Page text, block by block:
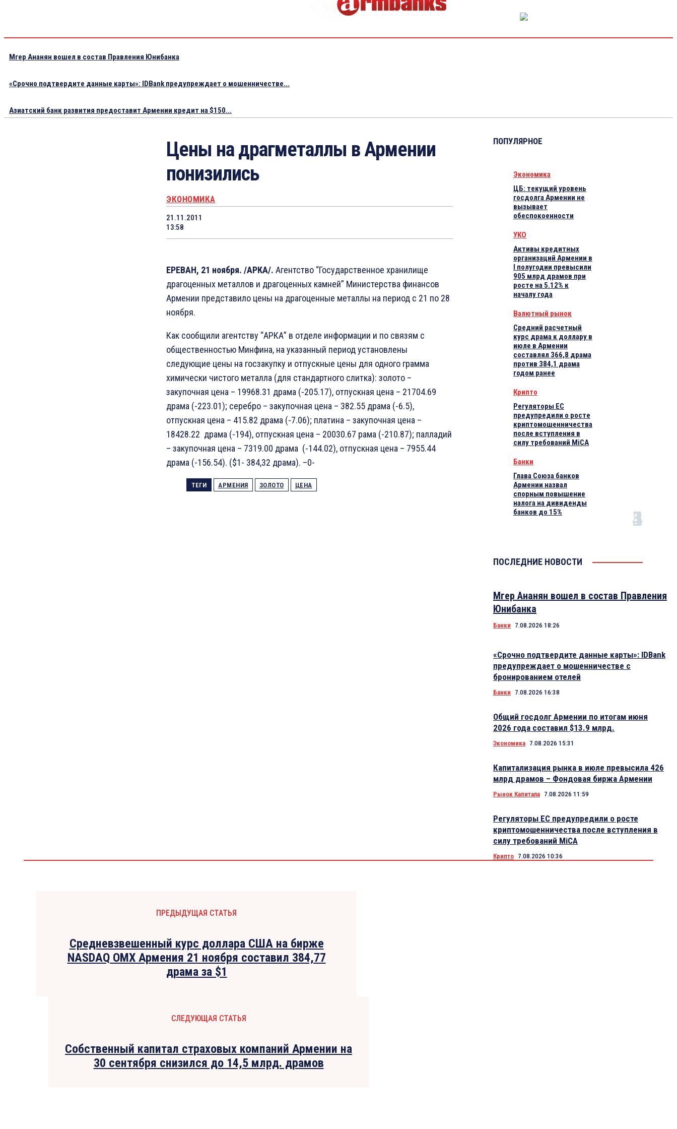
Мгер Ананян вошел в состав Правления Юнибанка
«Срочно подтвердите данные карты»: IDBank предупреждает о мошенничестве...
Азиатский банк развития предоставит Армении кредит на $150...
Цены на драгметаллы в Армении
понизились
ЭКОНОМИКА
21.11.2011
13:58
ЕРЕВАН, 21 ноября. /АРКА/. Агентство “Государственное хранилище
драгоценных металлов и драгоценных камней” Министерства финансов
Армении представило цены на драгоценные металлы на период с 21 по 28
ноября.
Как сообщили агентству “АРКА” в отделе информации и по связям с
общественностью Минфина, на указанный период установлены
следующие цены на госзакупку и отпускные цены для одного грамма
химически чистого металла (для стандартного слитка): золото –
закупочная цена – 19968.31 драма (-205.17), отпускная цена – 21704.69
драма (-223.01); серебро – закупочная цена – 382.55 драма (-6.5),
отпускная цена – 415.82 драма (-7.06); платина – закупочная цена –
18428.22 драма (-194), отпускная цена – 20030.67 рама (-210.87); палладий
– закупочная цена – 7319.00 драма (-144.02), отпускная цена – 7955.44
драма (-156.54). ($1- 384,32 драма). –0-
ТЕГИ АРМЕНИЯ ЗОЛОТО ЦЕНА
ПОПУЛЯРНОЕ
Экономика
ЦБ: текущий уровень
госдолга Армении не
вызывает
обеспокоенности
УКО
Активы кредитных
организаций Армении в
I полугодии превысили
905 млрд драмов при
росте на 5.12% к
началу года
Валютный рынок
Средний расчетный
курс драма к доллару в
июле в Армении
составлял 366,8 драма
против 384,1 драма
годом ранее
Крипто
Регуляторы ЕС
предупредили о росте
криптомошенничества
после вступления в
силу требований MiCA
Банки
Глава Союза банков
Армении назвал
спорным повышение
налога на дивиденды
банков до 15%
ПОСЛЕДНИЕ НОВОСТИ
Мгер Ананян вошел в состав Правления
Юнибанка
Банки 7.08.2026 18:26
«Срочно подтвердите данные карты»: IDBank
предупреждает о мошенничестве с
бронированием отелей
Банки 7.08.2026 16:38
Общий госдолг Армении по итогам июня
2026 года составил $13.9 млрд.
Экономика 7.08.2026 15:31
Капитализация рынка в июле превысила 426
млрд драмов – Фондовая биржа Армении
Рынок Капитала 7.08.2026 11:59
Регуляторы ЕС предупредили о росте
криптомошенничества после вступления в
силу требований MiCA
Крипто 7.08.2026 10:36
ПРЕДЫДУЩАЯ СТАТЬЯ
Средневзвешенный курс доллара США на бирже
NASDAQ OMX Армения 21 ноября составил 384,77
драма за $1
СЛЕДУЮЩАЯ СТАТЬЯ
Собственный капитал страховых компаний Армении на
30 сентября снизился до 14,5 млрд. драмов